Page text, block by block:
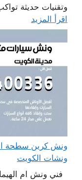
وتقنيات حديثة
اقرأ المزيد
ونشات الكويت
فني ونش ام